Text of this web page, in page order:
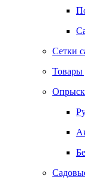
Сетки
Товары